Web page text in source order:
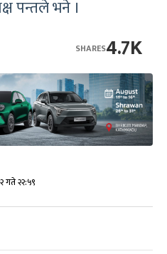
पन्तले भने ।
4.7K
SHARES
गते २२:५९